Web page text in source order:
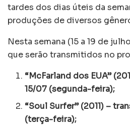
tardes dos dias úteis da
produções de diversos
Nesta semana (15 a 19 de
que serão transmitidos no
“McFarland dos EUA”
15/07 (segunda-feira);
“Soul Surfer” (2011) –
(terça-feira);